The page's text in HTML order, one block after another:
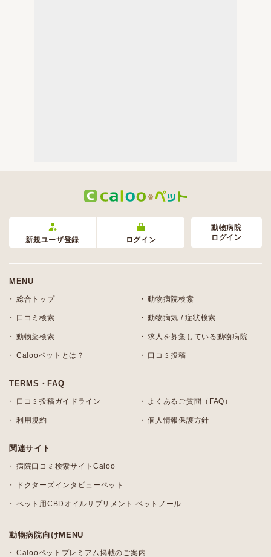
新規ユーザ登録 ログイン
動物病院
ログイン
MENU
総合トップ 動物病院検索
口コミ検索 動物病気 / 症状検索
動物薬検索 求人を募集している動物病院
Calooペットとは？ 口コミ投稿
TERMS・FAQ
口コミ投稿ガイドライン よくあるご質問（FAQ）
利用規約 個人情報保護方針
関連サイト
病院口コミ検索サイトCaloo
ドクターズインタビューペット
ペット用CBDオイルサプリメント ペットノール
動物病院向けMENU
Calooペットプレミアム掲載のご案内